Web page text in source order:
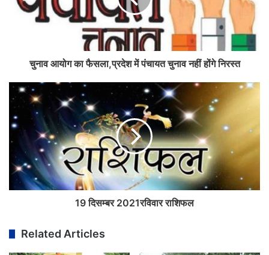
चुनाव आयोग का फैसला,प्रदेश में पंचायत चुनाव नहीं होंगे निरस्त
19 दिसम्बर 2021रविवार राशिफल
Related Articles